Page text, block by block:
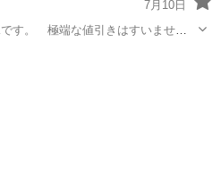
7月10日